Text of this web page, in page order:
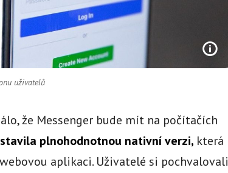
uživatelů
že Messenger bude mít na počítačích
plnohodnotnou nativní verzi, která
aplikaci. Uživatelé si pochvalovali